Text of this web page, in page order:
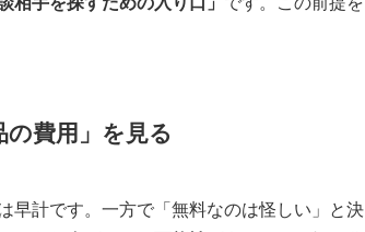
費用」を見る
早計です。一方で「無料なのは怪しい」と決